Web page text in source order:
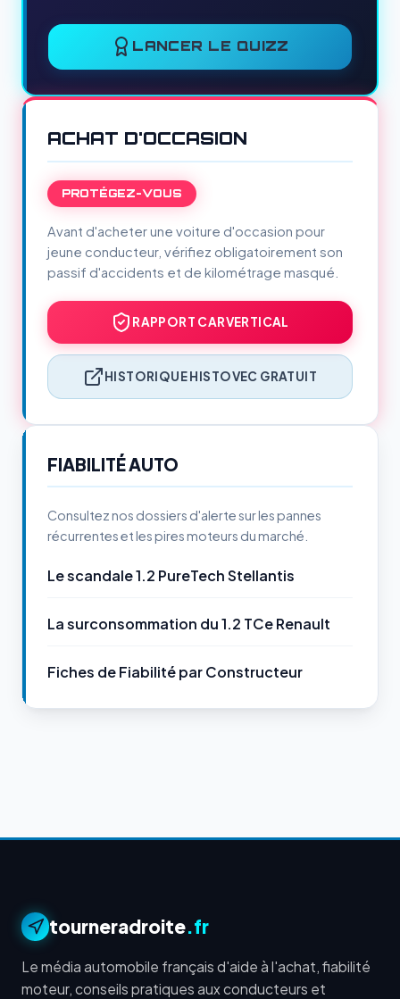
LANCER LE QUIZZ
ACHAT D'OCCASION
PROTÉGEZ-VOUS
Avant d'acheter une voiture d'occasion pour
jeune conducteur, vérifiez obligatoirement son
passif d'accidents et de kilométrage masqué.
RAPPORT CARVERTICAL
HISTORIQUE HISTOVEC GRATUIT
FIABILITÉ AUTO
Consultez nos dossiers d'alerte sur les pannes
récurrentes et les pires moteurs du marché.
Le scandale 1.2 PureTech Stellantis
La surconsommation du 1.2 TCe Renault
Fiches de Fiabilité par Constructeur
tourneradroite.fr
Le média automobile français d'aide à l'achat, fiabilité
moteur, conseils pratiques aux conducteurs et